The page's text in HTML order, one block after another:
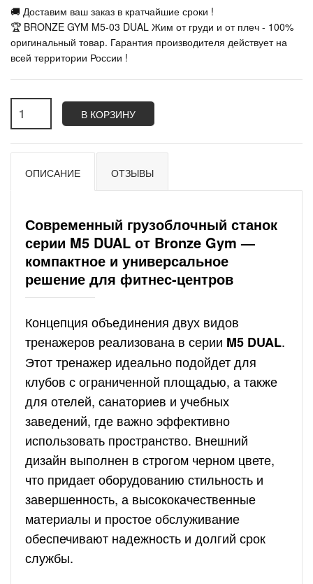
🚚 Доставим ваш заказ в кратчайшие сроки !
🏆 BRONZE GYM M5-03 DUAL Жим от груди и от плеч - 100%
оригинальный товар. Гарантия производителя действует на
всей территории России !
В КОРЗИНУ
ОПИСАНИЕ ОТЗЫВЫ
Современный грузоблочный станок
серии M5 DUAL от Bronze Gym —
компактное и универсальное
решение для фитнес-центров
Концепция объединения двух видов
тренажеров реализована в серии M5 DUAL.
Этот тренажер идеально подойдет для
клубов с ограниченной площадью, а также
для отелей, санаториев и учебных
заведений, где важно эффективно
использовать пространство. Внешний
дизайн выполнен в строгом черном цвете,
что придает оборудованию стильность и
завершенность, а высококачественные
материалы и простое обслуживание
обеспечивают надежность и долгий срок
службы.